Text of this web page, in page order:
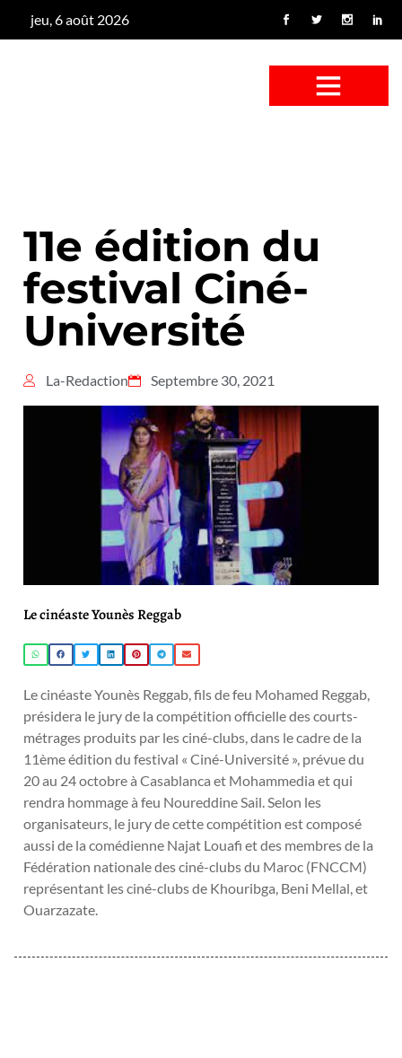
jeu, 6 août 2026
11e édition du
festival Ciné-
Université
La-Redaction Septembre 30, 2021
Le cinéaste Younès Reggab
Le cinéaste Younès Reggab, fils de feu Mohamed Reggab,
présidera le jury de la compétition officielle des courts-
métrages produits par les ciné-clubs, dans le cadre de la
11ème édition du festival « Ciné-Université », prévue du
20 au 24 octobre à Casablanca et Mohammedia et qui
rendra hommage à feu Noureddine Sail. Selon les
organisateurs, le jury de cette compétition est composé
aussi de la comédienne Najat Louafi et des membres de la
Fédération nationale des ciné-clubs du Maroc (FNCCM)
représentant les ciné-clubs de Khouribga, Beni Mellal, et
Ouarzazate.